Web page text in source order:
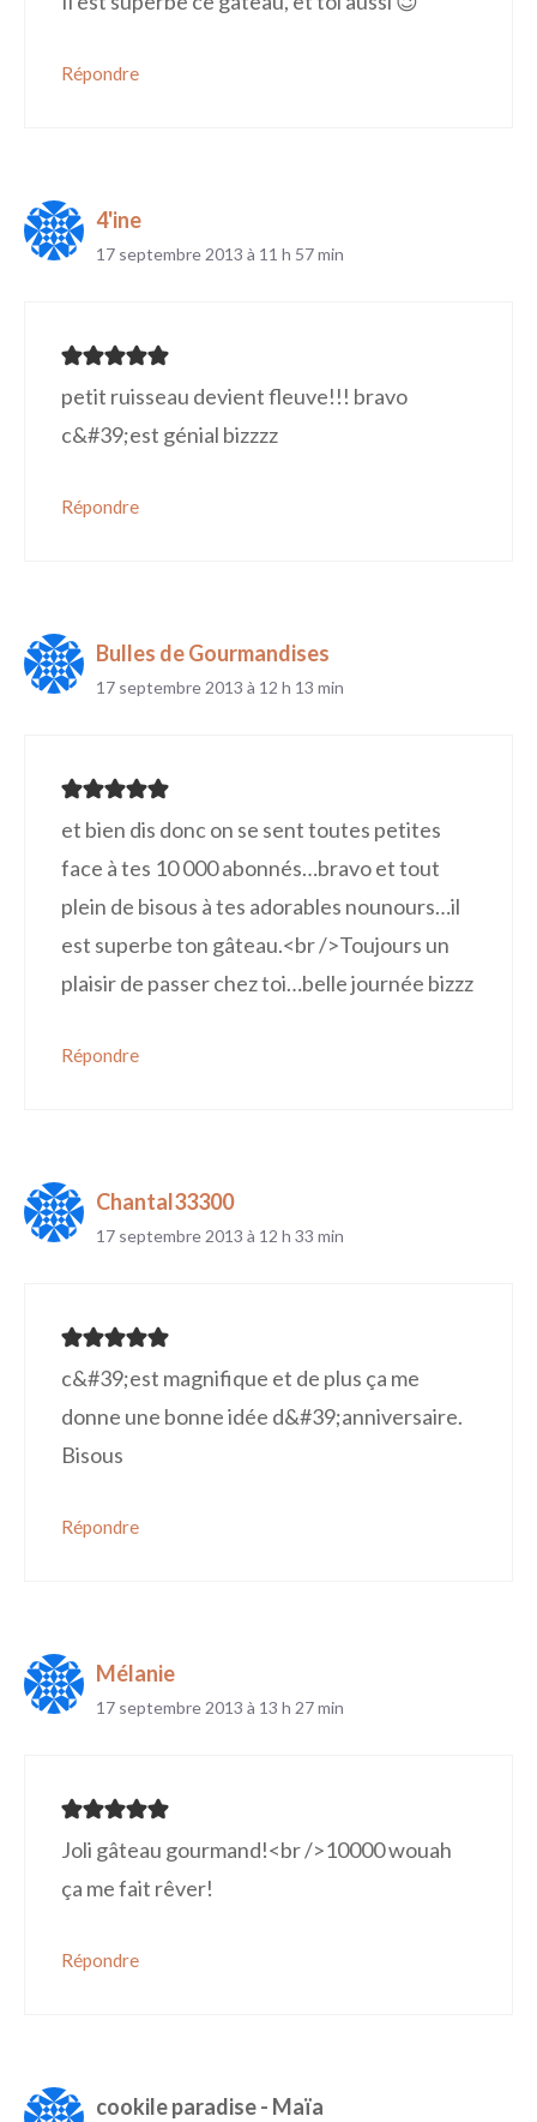
Répondre
4'ine
17 septembre 2013 à 11 h 57 min
petit ruisseau devient fleuve!!! bravo
c&#39;est génial bizzzz
Répondre
Bulles de Gourmandises
17 septembre 2013 à 12 h 13 min
et bien dis donc on se sent toutes petites
face à tes 10 000 abonnés…bravo et tout
plein de bisous à tes adorables nounours…il
est superbe ton gâteau.<br />Toujours un
plaisir de passer chez toi…belle journée bizzz
Répondre
Chantal33300
17 septembre 2013 à 12 h 33 min
c&#39;est magnifique et de plus ça me
donne une bonne idée d&#39;anniversaire.
Bisous
Répondre
Mélanie
17 septembre 2013 à 13 h 27 min
Joli gâteau gourmand!<br />10000 wouah
ça me fait rêver!
Répondre
cookile paradise - Maïa